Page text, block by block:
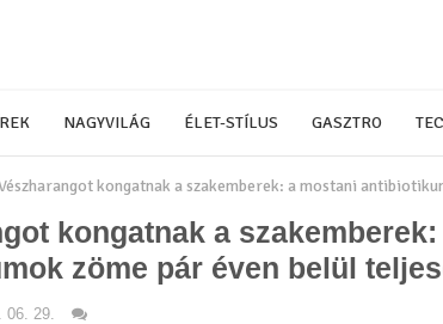
NAGYVILÁG ÉLET-STÍLUS GASZTRO
kongatnak a szakemberek: a mostani
kongatnak a
zöme pár éven belül
06. 29.